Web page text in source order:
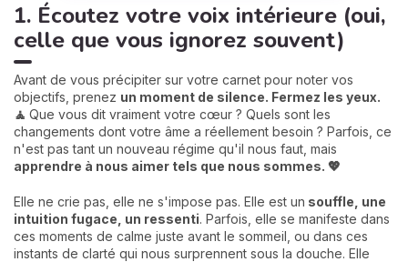
1. Écoutez votre voix intérieure (oui,
celle que vous ignorez souvent)
Avant de vous précipiter sur votre carnet pour noter vos
objectifs, prenez un moment de silence. Fermez les yeux.
🧘 Que vous dit vraiment votre cœur ? Quels sont les
changements dont votre âme a réellement besoin ? Parfois, ce
n'est pas tant un nouveau régime qu'il nous faut, mais
apprendre à nous aimer tels que nous sommes. 💖
Elle ne crie pas, elle ne s'impose pas. Elle est un souffle, une
intuition fugace, un ressenti. Parfois, elle se manifeste dans
ces moments de calme juste avant le sommeil, ou dans ces
instants de clarté qui nous surprennent sous la douche. Elle